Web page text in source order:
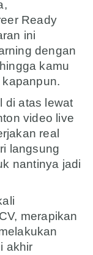
Ready
ini
dengan
kamu
di atas lewat
video live
real
langsung
nantinya jadi
merapikan
akhir